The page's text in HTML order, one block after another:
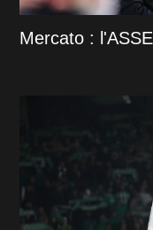
Mercato :